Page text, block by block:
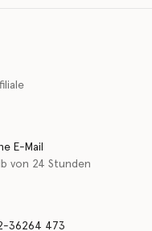
E-Mail
von 24 Stunden
36264 473